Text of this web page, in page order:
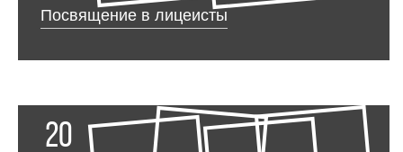
Посвящение в лицеисты
20